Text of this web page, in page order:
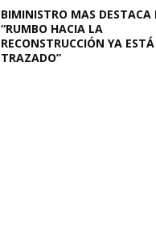
BIMINISTRO MAS DESTACA
“RUMBO HACIA LA
RECONSTRUCCIÓN YA ESTÁ
TRAZADO”